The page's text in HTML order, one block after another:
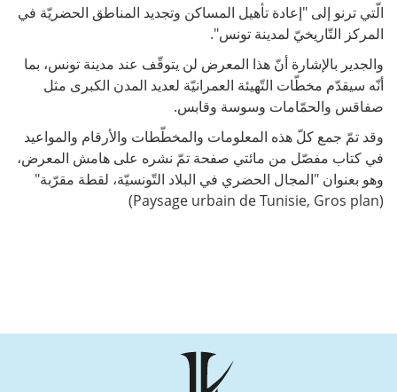
الّتي ترنو إلى "إعادة تأهيل المساكن وتجديد المناطق الحضريّة في
المركز التّاريخيّ لمدينة تونس".
والجدير بالإشارة أنّ هذا المعرض لن يتوقّف عند مدينة تونس، بما
أنّه سيقدّم مخطّات التّهيئة العمرانيّة لعديد المدن الكبرى مثل
صفاقس والحمّامات وسوسة وقابس.
وقد تمّ جمع كلّ هذه المعلومات والمخطّطات والأرقام والمواعيد
في كتاب مفصّل من مائتي صفحة تمّ نشره على هامش المعرض،
وهو بعنوان "المجال الحضري في البلاد التّونسيّة، لقطة مقرّبة"
(Paysage urbain de Tunisie, Gros plan)